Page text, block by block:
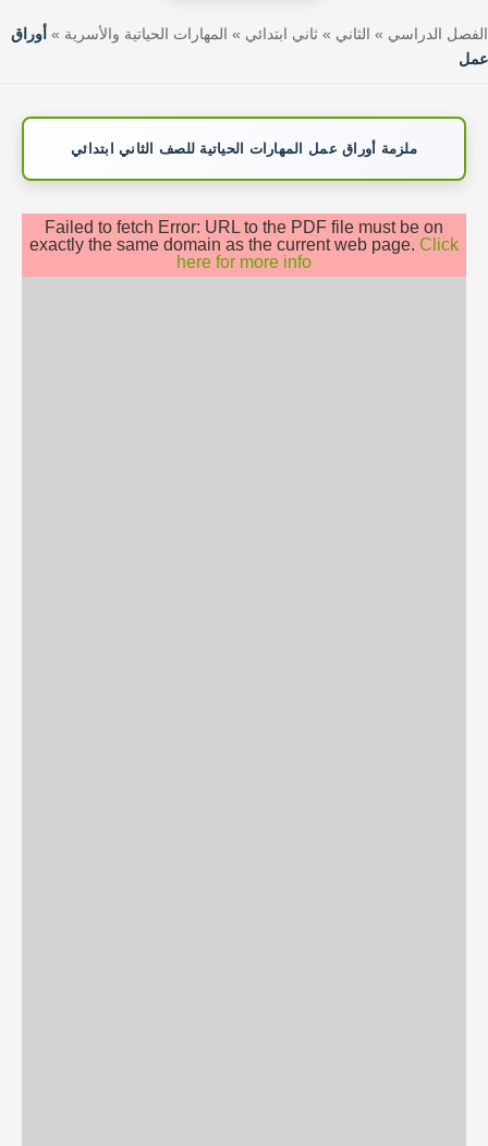
الفصل الدراسي » الثاني » ثاني ابتدائي » المهارات الحياتية والأسرية » أوراق
عمل
ملزمة أوراق عمل المهارات الحياتية للصف الثاني ابتدائي
Failed to fetch Error: URL to the PDF file must be on
exactly the same domain as the current web page. Click
here for more info